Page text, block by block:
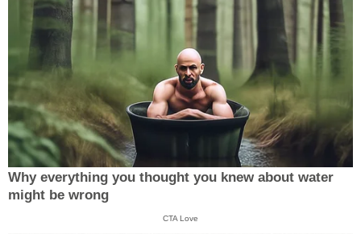
Why everything you thought you knew about water
might be wrong
CTA Love